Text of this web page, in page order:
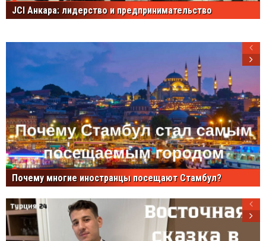
JCI Анкара: лидерство и предпринимательство
Почему многие иностранцы посещают Стамбул?